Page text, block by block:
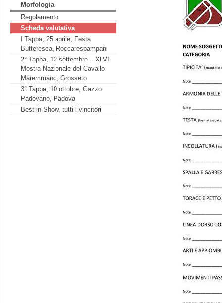
Morfologia
Regolamento
Scheda valutativa
I Tappa, 25 aprile, Festa
Butteresca, Roccarespampani
2° Tappa, 12 settembre – XLVI
Mostra Nazionale del Cavallo
Maremmano, Grosseto
3° Tappa, 10 ottobre, Gazzo
Padovano, Padova
Best in Show, tutti i vincitori